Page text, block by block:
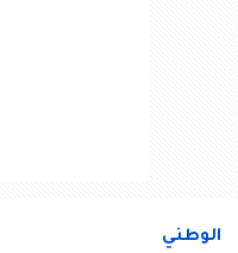
الوطني